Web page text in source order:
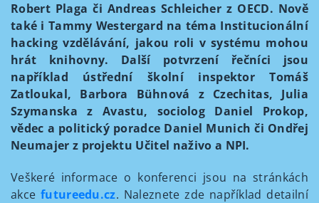
Robert Plaga či Andreas Schleicher z OECD. Nově
také i Tammy Westergard na téma Institucionální
hacking vzdělávání, jakou roli v systému mohou
hrát knihovny. Další potvrzení řečníci jsou
například ústřední školní inspektor Tomáš
Zatloukal, Barbora Bühnová z Czechitas, Julia
Szymanska z Avastu, sociolog Daniel Prokop,
vědec a politický poradce Daniel Munich či Ondřej
Neumajer z projektu Učitel naživo a NPI.
Veškeré informace o konferenci jsou na stránkách
akce futureedu.cz. Naleznete zde například detailní